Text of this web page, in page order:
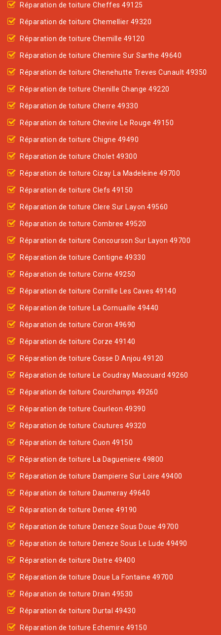
Réparation de toiture Cheffes 49125
Réparation de toiture Chemellier 49320
Réparation de toiture Chemille 49120
Réparation de toiture Chemire Sur Sarthe 49640
Réparation de toiture Chenehutte Treves Cunault 49350
Réparation de toiture Chenille Change 49220
Réparation de toiture Cherre 49330
Réparation de toiture Chevire Le Rouge 49150
Réparation de toiture Chigne 49490
Réparation de toiture Cholet 49300
Réparation de toiture Cizay La Madeleine 49700
Réparation de toiture Clefs 49150
Réparation de toiture Clere Sur Layon 49560
Réparation de toiture Combree 49520
Réparation de toiture Concourson Sur Layon 49700
Réparation de toiture Contigne 49330
Réparation de toiture Corne 49250
Réparation de toiture Cornille Les Caves 49140
Réparation de toiture La Cornuaille 49440
Réparation de toiture Coron 49690
Réparation de toiture Corze 49140
Réparation de toiture Cosse D Anjou 49120
Réparation de toiture Le Coudray Macouard 49260
Réparation de toiture Courchamps 49260
Réparation de toiture Courleon 49390
Réparation de toiture Coutures 49320
Réparation de toiture Cuon 49150
Réparation de toiture La Dagueniere 49800
Réparation de toiture Dampierre Sur Loire 49400
Réparation de toiture Daumeray 49640
Réparation de toiture Denee 49190
Réparation de toiture Deneze Sous Doue 49700
Réparation de toiture Deneze Sous Le Lude 49490
Réparation de toiture Distre 49400
Réparation de toiture Doue La Fontaine 49700
Réparation de toiture Drain 49530
Réparation de toiture Durtal 49430
Réparation de toiture Echemire 49150